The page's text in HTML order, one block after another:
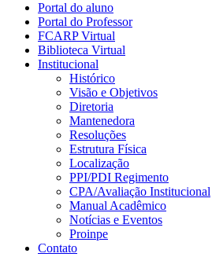
Portal do aluno
Portal do Professor
FCARP Virtual
Biblioteca Virtual
Institucional
Histórico
Visão e Objetivos
Diretoria
Mantenedora
Resoluções
Estrutura Física
Localização
PPI/PDI Regimento
CPA/Avaliação Institucional
Manual Acadêmico
Notícias e Eventos
Proinpe
Contato